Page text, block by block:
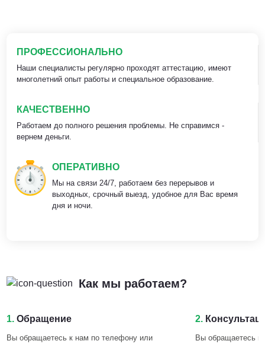
ПРОФЕССИОНАЛЬНО
Наши специалисты регулярно проходят аттестацию, имеют
многолетний опыт работы и специальное образование.
КАЧЕСТВЕННО
Работаем до полного решения проблемы. Не справимся -
вернем деньги.
ОПЕРАТИВНО
Мы на связи 24/7, работаем без перерывов и
выходных, срочный выезд, удобное для Вас время
дня и ночи.
Как мы работаем?
1. Обращение
Вы обращаетесь к нам по телефону или
2.
Вы обращаетесь